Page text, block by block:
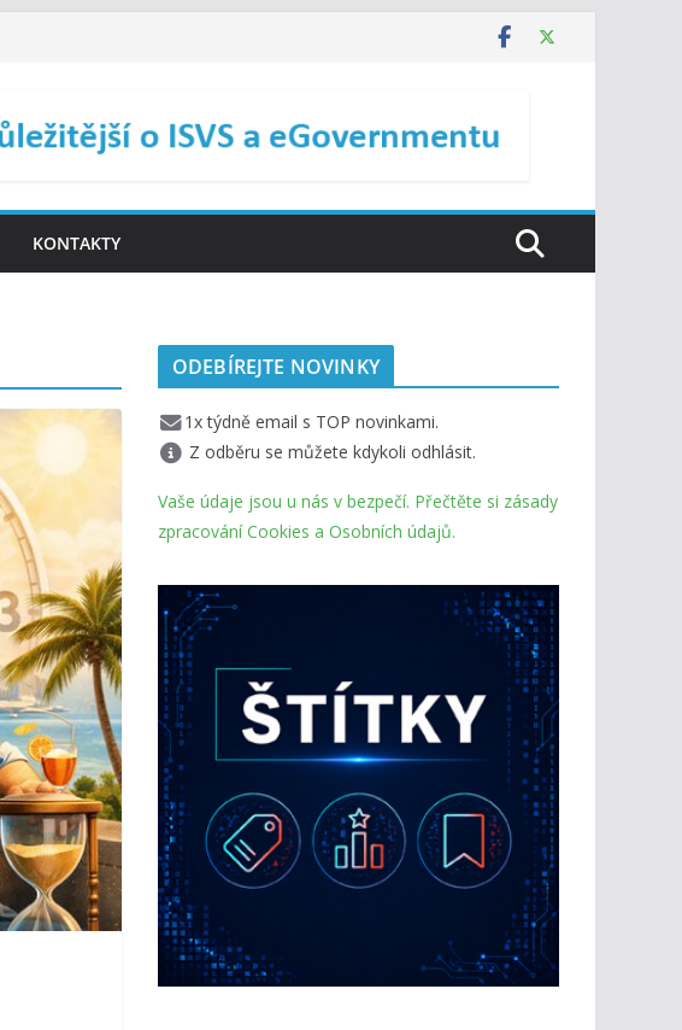
KONTAKTY
ODEBÍREJTE NOVINKY
1x týdně email s TOP novinkami.
Z odběru se můžete kdykoli odhlásit.
Vaše údaje jsou u nás v bezpečí. Přečtěte si zásady
zpracování Cookies a Osobních údajů.